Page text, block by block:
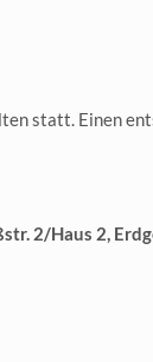
statt. Einen
2/Haus 2,